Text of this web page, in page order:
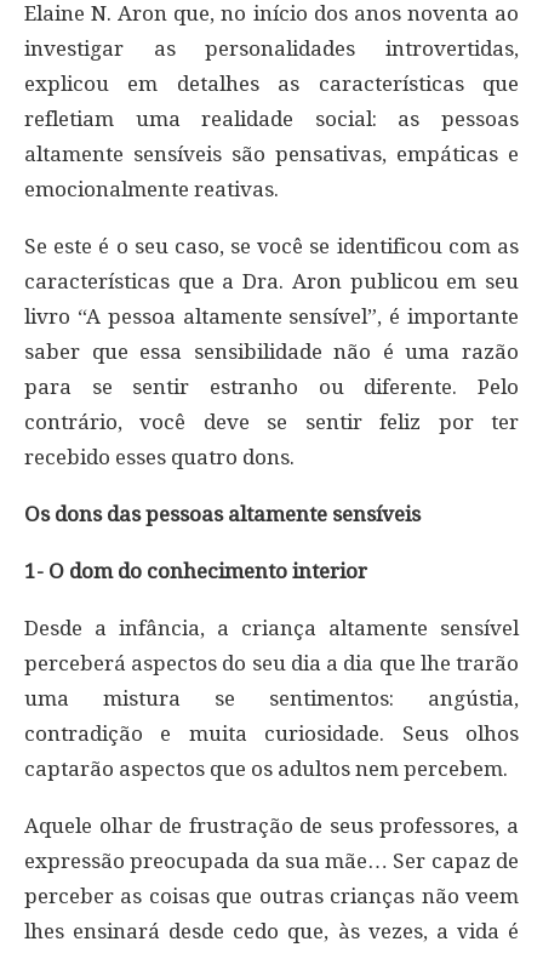
Elaine N. Aron que, no início dos anos noventa ao
investigar as personalidades introvertidas,
explicou em detalhes as características que
refletiam uma realidade social: as pessoas
altamente sensíveis são pensativas, empáticas e
emocionalmente reativas.
Se este é o seu caso, se você se identificou com as
características que a Dra. Aron publicou em seu
livro “A pessoa altamente sensível”, é importante
saber que essa sensibilidade não é uma razão
para se sentir estranho ou diferente. Pelo
contrário, você deve se sentir feliz por ter
recebido esses quatro dons.
Os dons das pessoas altamente sensíveis
1- O dom do conhecimento interior
Desde a infância, a criança altamente sensível
perceberá aspectos do seu dia a dia que lhe trarão
uma mistura se sentimentos: angústia,
contradição e muita curiosidade. Seus olhos
captarão aspectos que os adultos nem percebem.
Aquele olhar de frustração de seus professores, a
expressão preocupada da sua mãe… Ser capaz de
perceber as coisas que outras crianças não veem
lhes ensinará desde cedo que, às vezes, a vida é